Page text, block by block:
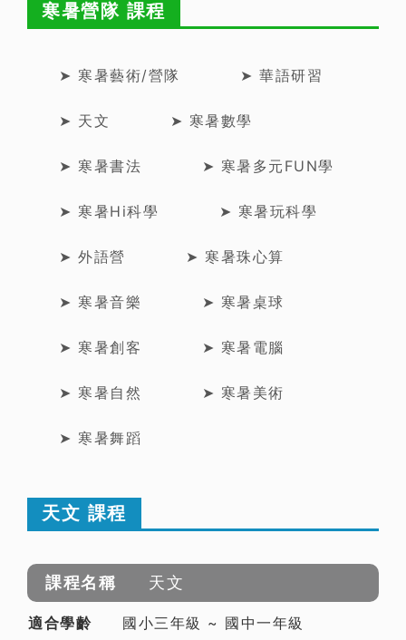
寒暑營隊 課程
➤ 寒暑藝術/營隊 ➤ 華語研習
➤ 天文 ➤ 寒暑數學
➤ 寒暑書法 ➤ 寒暑多元FUN學
➤ 寒暑Hi科學 ➤ 寒暑玩科學
➤ 外語營 ➤ 寒暑珠心算
➤ 寒暑音樂 ➤ 寒暑桌球
➤ 寒暑創客 ➤ 寒暑電腦
➤ 寒暑自然 ➤ 寒暑美術
➤ 寒暑舞蹈
天文 課程
天文
國小三年級 ~ 國中一年級